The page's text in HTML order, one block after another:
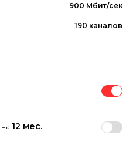
900 Мбит/сек
190 каналов
на 12 мес.